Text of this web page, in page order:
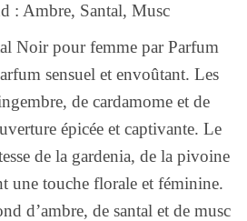
: Ambre, Santal, Musc
Noir pour femme par Parfum
sensuel et envoûtant. Les
de cardamome et de
épicée et captivante. Le
de la gardenia, de la pivoine
une touche florale et féminine.
d’ambre, de santal et de musc